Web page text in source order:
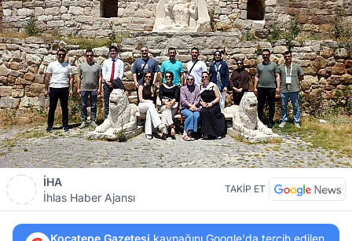
İHA
İhlas Haber Ajansı
TAKİP ET
Kocatepe Gazetesi kaynağını Google'da tercih edilen